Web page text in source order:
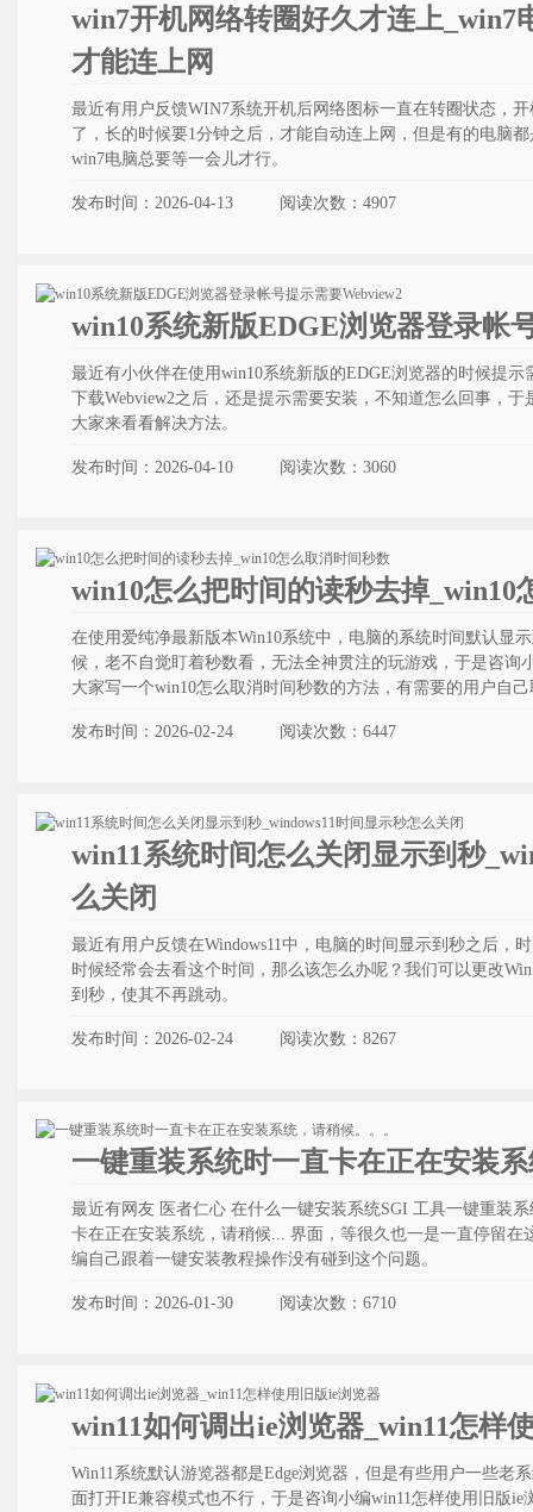
win7开机网络转圈好久才连上_win7
才能连上网
最近有用户反馈WIN7系统开机后网络图标一直在转圈状态，
了，长的时候要1分钟之后，才能自动连上网，但是有的电脑
win7电脑总要等一会儿才行。
发布时间：2026-04-13 阅读次数： 4907
win10系统新版EDGE浏览器登录帐
最近有小伙伴在使用win10系统新版的EDGE浏览器的时候提示
下载Webview2之后，还是提示需要安装，不知道怎么回事，
大家来看看解决方法。
发布时间：2026-04-10 阅读次数： 3060
win10怎么把时间的读秒去掉_win10
在使用爱纯净最新版本Win10系统中，电脑的系统时间默认
候，老不自觉盯着秒数看，无法全神贯注的玩游戏，于是咨询
大家写一个win10怎么取消时间秒数的方法，有需要的用户自己
发布时间：2026-02-24 阅读次数： 6447
win11系统时间怎么关闭显示到秒
么关闭
最近有用户反馈在Windows11中，电脑的时间显示到秒之后，
时候经常会去看这个时间，那么该怎么办呢？我们可以更改
到秒，使其不再跳动。
发布时间：2026-02-24 阅读次数： 8267
一键重装系统时一直卡在正在安装
最近有网友 医者仁心 在什么一键安装系统SGI 工具一键重装
卡在正在安装系统，请稍候... 界面，等很久也一是一直停留在
编自己跟着一键安装教程操作没有碰到这个问题。
发布时间：2026-01-30 阅读次数： 6710
win11如何调出ie浏览器_win11怎样
Win11系统默认游览器都是Edge浏览器，但是有些用户一些老
面打开IE兼容模式也不行，于是咨询小编win11怎样使用旧版ie